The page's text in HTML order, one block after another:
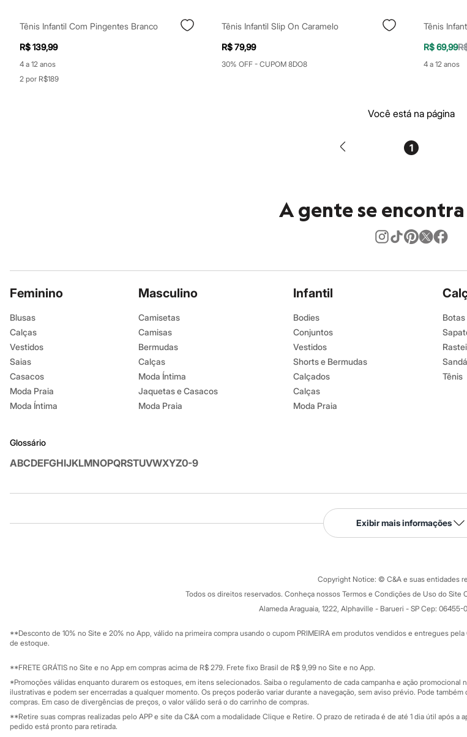
Novidades
Roupas menina
0 a 24 meses
1 a 5 anos
4 a 12 anos
10 a 16 anos
Roupas menino
Marcas
Baby Club
Fifteen
Moda praia
Biquínis e Maiôs
Blusas de proteção
Bluey
Hello Kitty
Naruto
Stitch
Shampoo
Tratamento
Cuidados com o corpo
Hidratante
Protetor solar
Tratamento
Cuidados com o rosto
Esfoliante
Hidratante
Protetor solar
Tênis Infantil Com Pingentes Branco
R$ 139,99
4 a 12 anos
2 por R$189
Tênis Infantil Slip On Caramelo
R$ 79,99
30% OFF - CUPOM 8DO8
Tênis
R$ 69,99
4 a 12 anos
Você está na página
1
A gente se encontra
Feminino
Blusas
Calças
Vestidos
Saias
Casacos
Moda Praia
Moda Íntima
Masculino
Camisetas
Camisas
Bermudas
Calças
Moda Íntima
Jaquetas e Casacos
Moda Praia
Infantil
Bodies
Conjuntos
Vestidos
Shorts e Bermudas
Calçados
Calças
Moda Praia
Botas
Tênis
Glossário
ABCDEFGHIJKLMNOPQRSTUVWXYZ0-9
Mapa do site
Investidores
Privacidade
Configuração de cookies
Minha privacidade
C&A Pay
Sobre o C&A Pay
Governança
Educação financeira
Sustentabilidade
Serviços
Tipos de
Formas de
Todas as
Minha C&A
Cupons de
Exibir mais informações
Copyright Notice: © C&A e suas entidades
Todos os direitos reservados. Conheça nossos Termos e Condições de Uso do Site
Alameda Araguaia, 1222, Alphaville - Barueri - SP Cep: 06455-
**Desconto de 10% no Site e 20% no App, válido na primeira compra usando o cupom PRIMEIRA em produtos vendidos e entregues
de estoque.
**FRETE GRÁTIS no Site e no App em compras acima de R$ 279. Frete fixo Brasil de R$ 9,99 no Site e no App.
*Promoções válidas enquanto durarem os estoques, em itens selecionados. Saiba o regulamento de cada campanha e ação
ilustrativas e podem ser encerradas a qualquer momento. Os preços poderão variar durante a navegação, sem aviso prévio. Pode
compras. Em caso de divergências de preços, o valor válido será o do carrinho de compras.
**Retire suas compras realizadas pelo APP e site da C&A com a modalidade Clique e Retire. O prazo de retirada é de até 1 dia útil após
pedido está pronto para retirada.